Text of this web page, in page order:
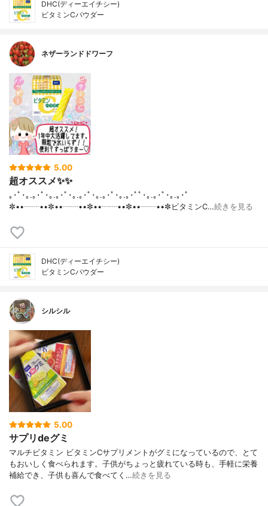
DHC(ディーエイチシー)
ビタミンCパウダー
ネザーランドドワーフ
5.00
超オススメ✨✨
｡･ﾟ･｡.｡･ﾟ･｡.｡･ﾟ･｡.｡･ﾟ･｡.｡･ﾟ･｡.｡･ﾟﾟ･｡.｡･ﾟ･｡.｡･ﾟ
✼••┈┈••✼••┈┈••✼••┈┈••✼••┈┈••✼ビタミンC…続きを見る
DHC(ディーエイチシー)
ビタミンCパウダー
シルシル
5.00
サプリdeグミ
マルチビタミン ビタミンCサプリメントがグミになっているので、とて
もおいしく食べられます。子供がちょっと疲れている時も、手軽に栄養
補給でき、子供も喜んで食べてく…続きを見る